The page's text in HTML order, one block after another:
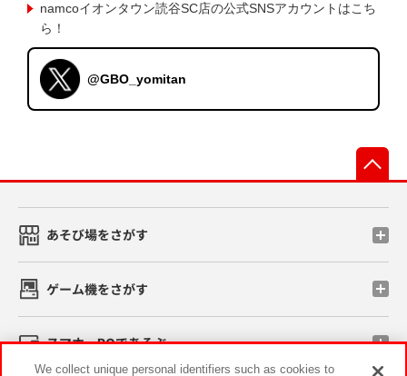
namcoイオンタウン読谷SC店の公式SNSアカウントはこち
ら！
@GBO_yomitan
あそび場をさがす
ゲーム機をさがす
スマホ・PCであそぶ
We collect unique personal identifiers such as cookies to